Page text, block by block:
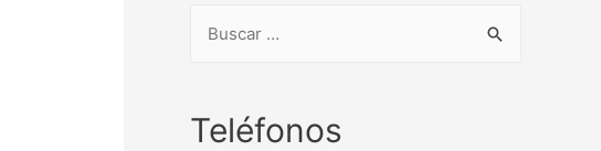
c
Teléfonos